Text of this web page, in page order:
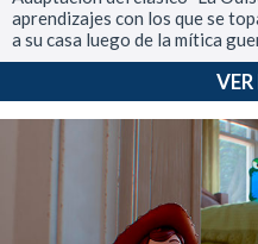
aprendizajes con los que se
a su casa luego de la mítica